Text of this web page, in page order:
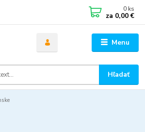
Menu
Hľadať
0 ks
za 0,00 €